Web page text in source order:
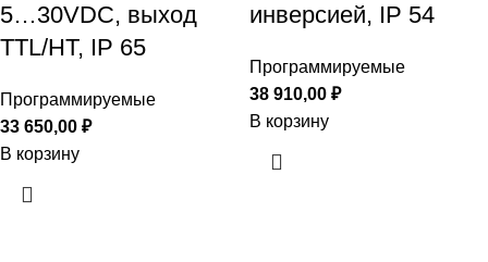
5…30VDC, выход
TTL/HT, IP 65
Программируемые
33 650,00 ₽
В корзину
инверсией, IP 54
Программируемые
38 910,00 ₽
В корзину